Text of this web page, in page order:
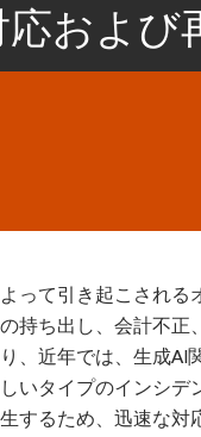
および
って引き起こされる
持ち出し、会計不正
、近年では、生成AI
いタイプのインシデ
するため、迅速な対